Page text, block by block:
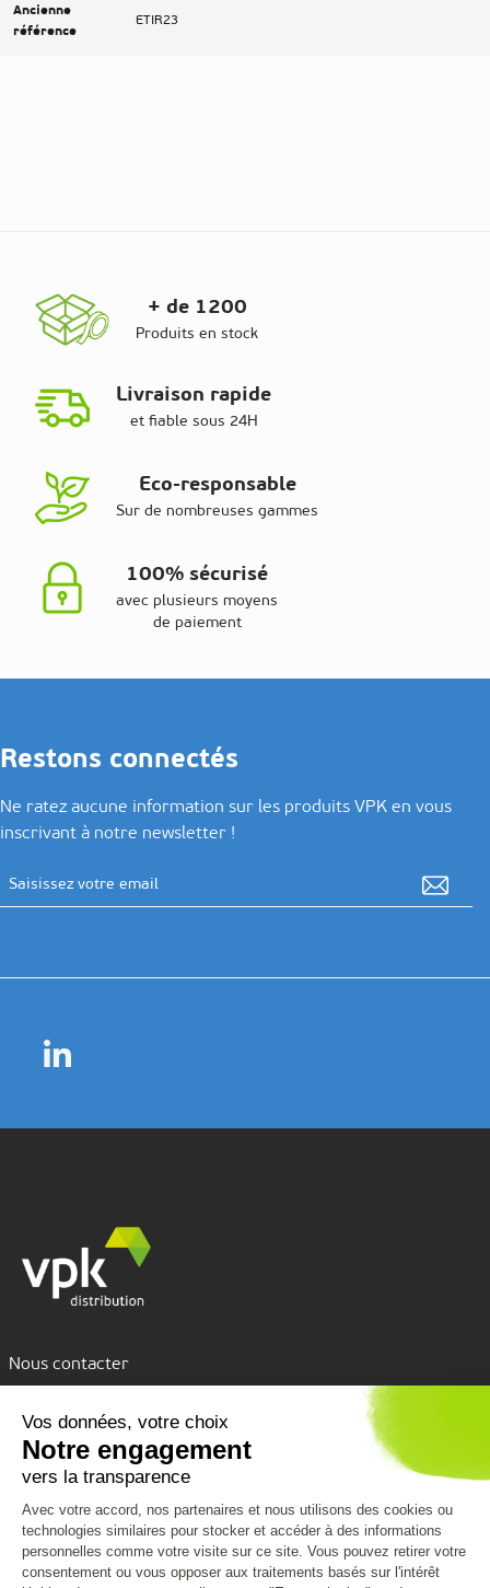
Ancienne
référence
ETIR23
+ de 1200
Produits en stock
Livraison rapide
et fiable sous 24H
Eco-responsable
Sur de nombreuses gammes
100% sécurisé
avec plusieurs moyens
de paiement
Restons connectés
Ne ratez aucune information sur les produits VPK en vous
inscrivant à notre newsletter !
Nous contacter
Nous découvrir
Nous connaître
VPK Group
Nos services